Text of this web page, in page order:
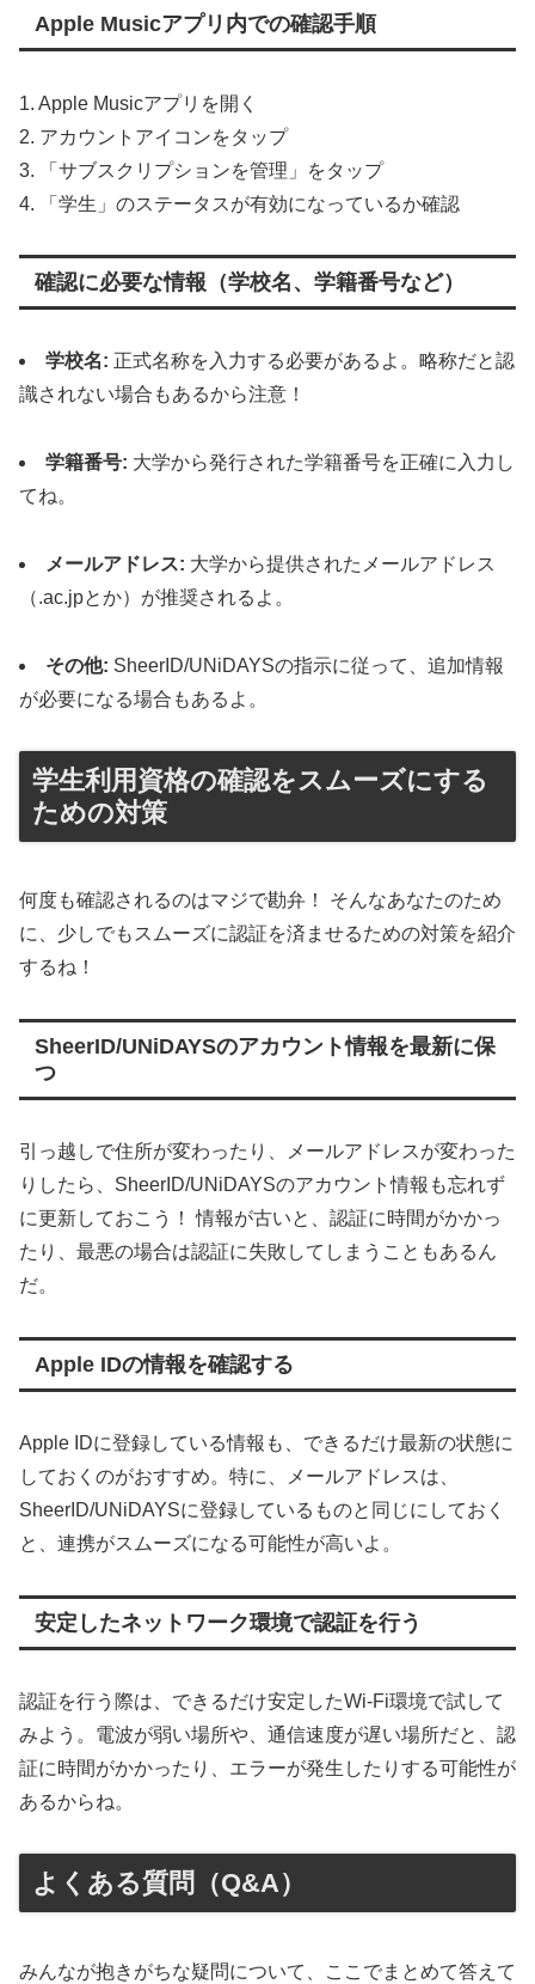
Apple Musicアプリ内での確認手順
1. Apple Musicアプリを開く
2. アカウントアイコンをタップ
3. 「サブスクリプションを管理」をタップ
4. 「学生」のステータスが有効になっているか確認
確認に必要な情報（学校名、学籍番号など）
学校名: 正式名称を入力する必要があるよ。略称だと認
識されない場合もあるから注意！
学籍番号: 大学から発行された学籍番号を正確に入力し
てね。
メールアドレス: 大学から提供されたメールアドレス
（.ac.jpとか）が推奨されるよ。
その他: SheerID/UNiDAYSの指示に従って、追加情報
が必要になる場合もあるよ。
学生利用資格の確認をスムーズにする
ための対策
何度も確認されるのはマジで勘弁！ そんなあなたのため
に、少しでもスムーズに認証を済ませるための対策を紹介
するね！
SheerID/UNiDAYSのアカウント情報を最新に保
つ
引っ越しで住所が変わったり、メールアドレスが変わった
りしたら、SheerID/UNiDAYSのアカウント情報も忘れず
に更新しておこう！ 情報が古いと、認証に時間がかかっ
たり、最悪の場合は認証に失敗してしまうこともあるん
だ。
Apple IDの情報を確認する
Apple IDに登録している情報も、できるだけ最新の状態に
しておくのがおすすめ。特に、メールアドレスは、
SheerID/UNiDAYSに登録しているものと同じにしておく
と、連携がスムーズになる可能性が高いよ。
安定したネットワーク環境で認証を行う
認証を行う際は、できるだけ安定したWi-Fi環境で試して
みよう。電波が弱い場所や、通信速度が遅い場所だと、認
証に時間がかかったり、エラーが発生したりする可能性が
あるからね。
よくある質問（Q&A）
みんなが抱きがちな疑問について、ここでまとめて答えて